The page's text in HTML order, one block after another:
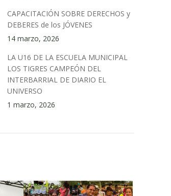
CAPACITACIÓN SOBRE DERECHOS y
DEBERES de los JÓVENES
14 marzo, 2026
LA U16 DE LA ESCUELA MUNICIPAL
LOS TIGRES CAMPEÓN DEL
INTERBARRIAL DE DIARIO EL
UNIVERSO
1 marzo, 2026